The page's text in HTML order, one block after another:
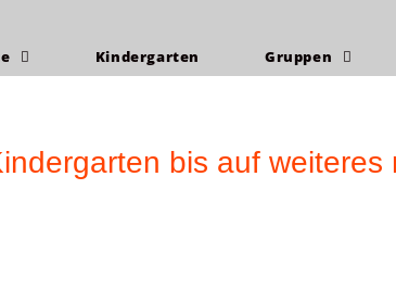
Kindergarten Gruppen
bis auf